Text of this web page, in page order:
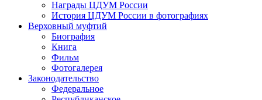
Награды ЦДУМ России
История ЦДУМ России в фотографиях
Верховный муфтий
Биография
Книга
Фильм
Фотогалерея
Законодательство
Федеральное